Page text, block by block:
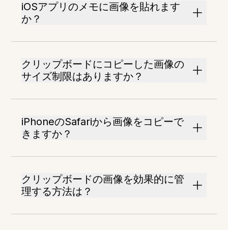
iOSアプリのメモに画像を貼れます
か？
クリップボードにコピーした画像の
サイズ制限はありますか？
iPhoneのSafariから画像をコピーで
きますか？
クリップボードの画像を効果的に管
理する方法は？